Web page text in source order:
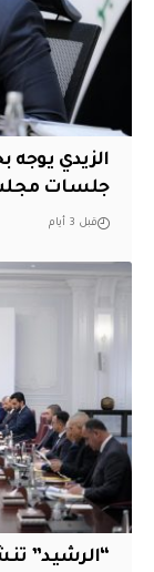
الزيدي يوجه
جلسات مجلس
قبل 3 أيام
“الرشيد”